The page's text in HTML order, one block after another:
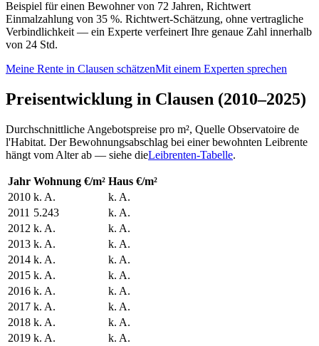
Beispiel für einen Bewohner von 72 Jahren, Richtwert
Einmalzahlung von 35 %. Richtwert-Schätzung, ohne vertragliche
Verbindlichkeit — ein Experte verfeinert Ihre genaue Zahl innerhalb
von 24 Std.
Meine Rente in Clausen schätzenMit einem Experten sprechen
Preisentwicklung in Clausen (2010–2025)
Durchschnittliche Angebotspreise pro m², Quelle Observatoire de
l'Habitat. Der Bewohnungsabschlag bei einer bewohnten Leibrente
hängt vom Alter ab — siehe dieLeibrenten-Tabelle.
Jahr Wohnung €/m² Haus €/m²
2010 k. A.
k. A.
2011 5.243
k. A.
2012 k. A.
k. A.
2013 k. A.
k. A.
2014 k. A.
k. A.
2015 k. A.
k. A.
2016 k. A.
k. A.
2017 k. A.
k. A.
2018 k. A.
k. A.
2019 k. A.
k. A.